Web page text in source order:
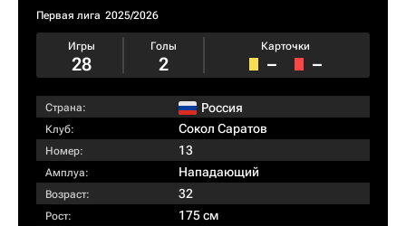
Первая лига 2025/2026
Игры
28
Голы
2
Карточки
– –
Страна: Россия
Клуб: Сокол Саратов
Номер: 13
Амплуа: Нападающий
Возраст: 32
Рост: 175 см